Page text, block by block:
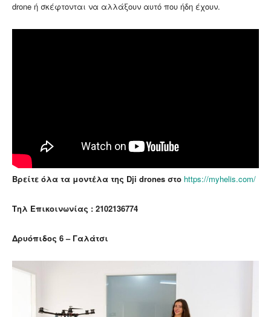
drone ή σκέφτονται να αλλάξουν αυτό που ήδη έχουν.
Βρείτε όλα τα μοντέλα της Dji drones στο https://myhelis.com/
Τηλ Επικοινωνίας : 2102136774
Δρυόπιδος 6 – Γαλάτσι